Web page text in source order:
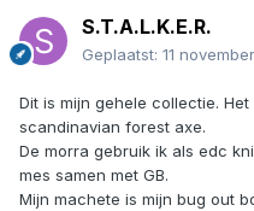
S.T.A.L.K.E.R.
Geplaatst: 11
Dit is mijn gehele collectie.
scandinavian forest axe.
De morra gebruik ik als edc
mes samen met GB.
Mijn machete is mijn bug out